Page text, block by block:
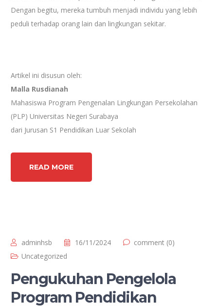
Dengan begitu, mereka tumbuh menjadi individu yang lebih
peduli terhadap orang lain dan lingkungan sekitar.
Artikel ini disusun oleh:
Malla Rusdianah
Mahasiswa Program Pengenalan Lingkungan Persekolahan
(PLP) Universitas Negeri Surabaya
dari Jurusan S1 Pendidikan Luar Sekolah
READ MORE
adminhsb 16/11/2024
comment (0)
Uncategorized
Pengukuhan Pengelola
Program Pendidikan